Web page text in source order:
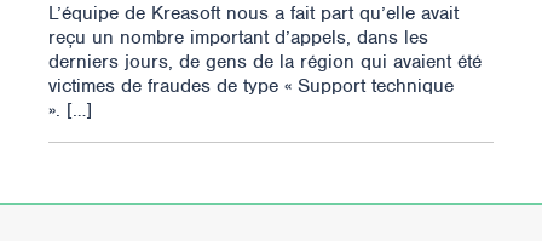
L’équipe de Kreasoft nous a fait part qu’elle avait
reçu un nombre important d’appels, dans les
derniers jours, de gens de la région qui avaient été
victimes de fraudes de type « Support technique
». […]